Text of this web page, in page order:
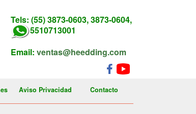
Tels: (55) 3873-0603, 3873-0604,
5510713001
Email: ventas@heedding.com
Aviso Privacidad Contacto